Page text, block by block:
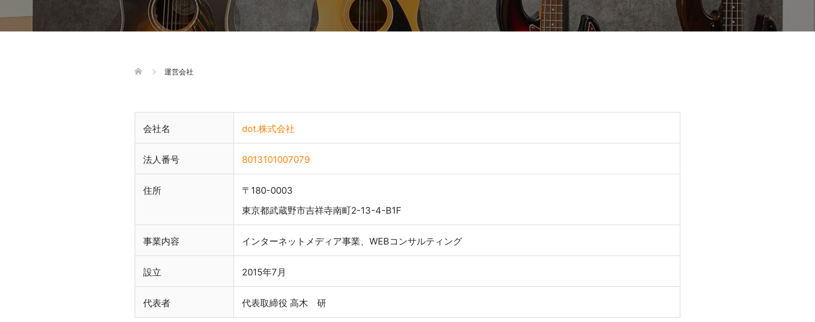
運営会社
会社名 dot.株式会社
法人番号 8013101007079
住所
〒180-0003
東京都武蔵野市吉祥寺南町2-13-4-B1F
事業内容 インターネットメディア事業、WEBコンサルティング
設立 2015年7月
代表者 代表取締役 高木 研